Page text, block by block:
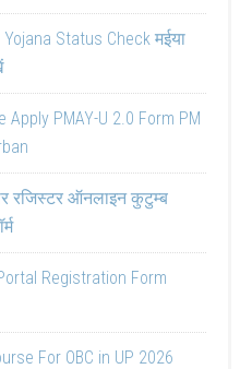
Status Check मईया
Apply PMAY-U 2.0 Form PM
रजिस्टर ऑनलाइन कुटुम्ब
Registration Form
For OBC in UP 2026